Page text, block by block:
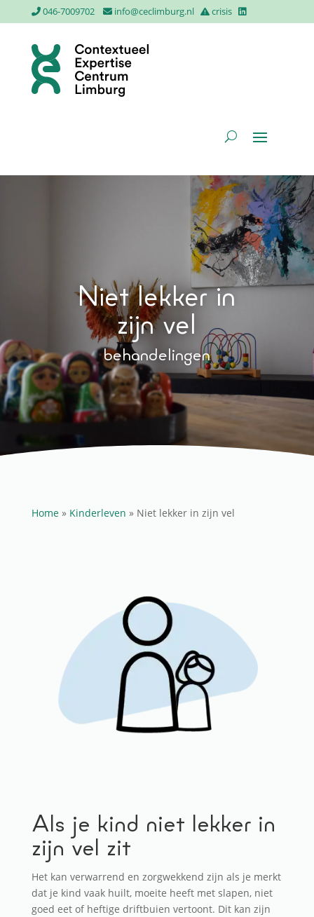
046-7009702 info@ceclimburg.nl crisis
Niet lekker in
zijn vel
behandelingen
Home » Kinderleven » Niet lekker in zijn vel
Als je kind niet lekker in
zijn vel zit
Het kan verwarrend en zorgwekkend zijn als je merkt
dat je kind vaak huilt, moeite heeft met slapen, niet
goed eet of heftige driftbuien vertoont. Dit kan zijn